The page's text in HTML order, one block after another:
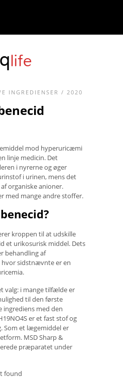
INGREDIENSER / 2020
mod hyperuricæmi
linje medicin. Det
i nyrerne og øger
i urinen, mens det
​​organiske anioner.
med mange andre stoffer.
kroppen til at udskille
et urikosurisk middel. Dets
behandling af
sidstnævnte er en
valg: i mange tilfælde er
til den første
ingrediens med den
er et fast stof og
Som et lægemiddel er
MSD Sharp &
præparatet under
found